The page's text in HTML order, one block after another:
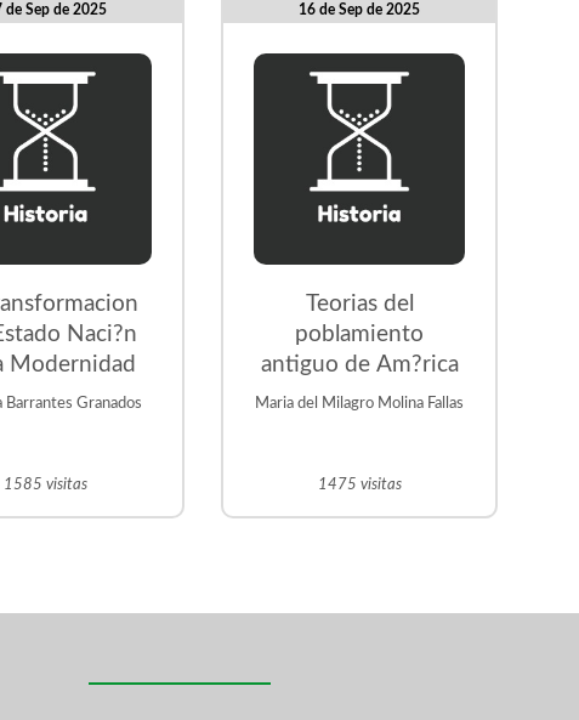
de Sep de 2025
Naci?n
Modernidad
Barrantes Granados
1585 visitas
16 de Sep de 2025
Teorias del
poblamiento
antiguo de Am?rica
Maria del Milagro Molina Fallas
1475 visitas